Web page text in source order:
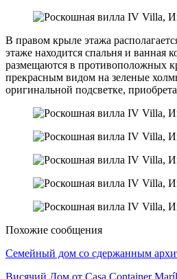
В правом крыле этажа
этаже находится спальня и ванная
размещаются в противоположных
прекрасным видом на зеленые
оригинальной подсветке,
Похожие сообщения
Семейный дом со сдержанным
Висячий Дом от Casa Container